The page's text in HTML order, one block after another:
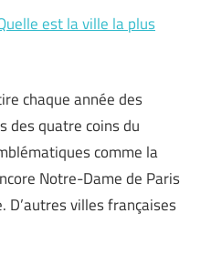
est la ville la plus
chaque année des
des quatre coins du
comme la
Notre-Dame de Paris
villes françaises